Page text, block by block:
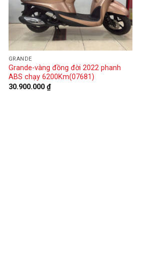
GRANDE
Grande-vàng đồng đời 2022 phanh
ABS chạy 6200Km(07681)
30.900.000 ₫